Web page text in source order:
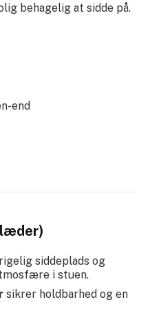
behagelig at sidde på.
end
siddeplads og
i stuen.
sikrer holdbarhed og en